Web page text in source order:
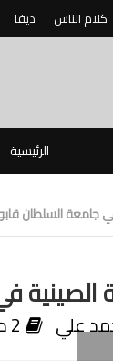
كلام الناس ديفا
الرئيسية
جامعة السلطان
علي 2 دقيقة